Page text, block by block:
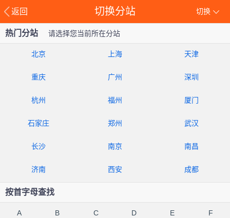
返回 切换
切换分站
热门分站 请选择您当前所在分站
北京 上海 天津
重庆 广州 深圳
杭州 福州 厦门
石家庄 郑州 武汉
长沙 南京 南昌
济南 西安 成都
按首字母查找
A B C D E F